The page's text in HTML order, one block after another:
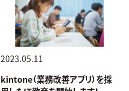
2023.05.11
kintone（業務改善アプリ）を採